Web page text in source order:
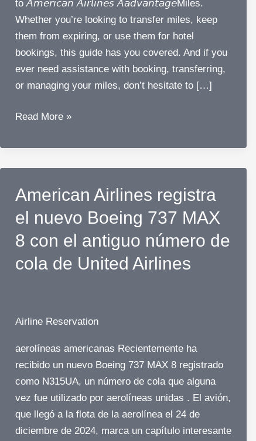
to 𝘈𝘮𝘦𝘳𝘪𝘤𝘢𝘯 𝘈𝘪𝘳𝘭𝘪𝘯𝘦𝘴 𝘈𝘢𝘥𝘷𝘢𝘯𝘵𝘢𝘨𝘦Miles.
Whether you’re looking to transfer miles, keep
them from expiring, or use them for hotel
bookings, this guide has you covered. And if you
ever need assistance with booking, transferring,
or managing your miles, don’t hesitate to […]
𝘈𝘮𝘦𝘳𝘪𝘤𝘢𝘯
Miles:
Transfer,
and
Usage
Aadvantage
Read More »
American Airlines registra
el nuevo Boeing 737 MAX
8 con el antiguo número de
cola de United Airlines
Airline Reservation
aerolíneas americanas Recientemente ha
recibido un nuevo Boeing 737 MAX 8 registrado
como N315UA, un número de cola que alguna
vez fue utilizado por aerolíneas unidas . El avión,
que llegó a la flota de la aerolínea el 24 de
diciembre de 2024, marca un capítulo interesante